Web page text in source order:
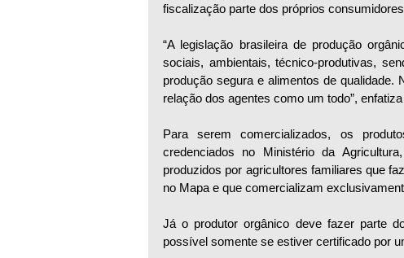
fiscalização parte dos próprios
“A legislação brasileira de produção
sociais, ambientais, técnico-produtivas,
produção segura e alimentos de qualidade.
relação dos agentes como um todo”,
Para serem comercializados, os
credenciados no Ministério da
produzidos por agricultores familiares que
no Mapa e que comercializam
Já o produtor orgânico deve fazer parte
possível somente se estiver certificado por